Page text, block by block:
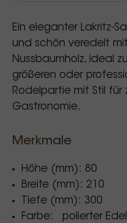
Ein eleganter Lakritz-
und schön veredelt
Nussbaumholz, ideal
größeren oder
Rodelpartie mit Stil
Gastronomie.
Merkmale
Höhe (mm): 80
Breite (mm): 210
Tiefe (mm): 300
Farbe: polierter